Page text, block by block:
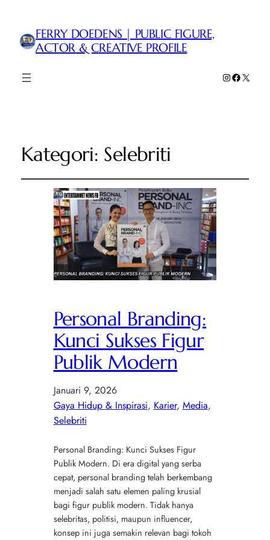
FERRY DOEDENS | PUBLIC FIGURE,
ACTOR & CREATIVE PROFILE
Instagram
Facebook
X
Kategori: Selebriti
Personal Branding:
Kunci Sukses Figur
Publik Modern
Januari 9, 2026
Gaya Hidup & Inspirasi, Karier, Media
Selebriti
Personal Branding: Kunci Sukses Figur
Publik Modern. Di era digital yang serba
cepat, personal branding telah berkembang
menjadi salah satu elemen paling krusial
bagi figur publik modern. Tidak hanya
selebritas, politisi, maupun influencer,
konsep ini juga semakin relevan bagi tokoh